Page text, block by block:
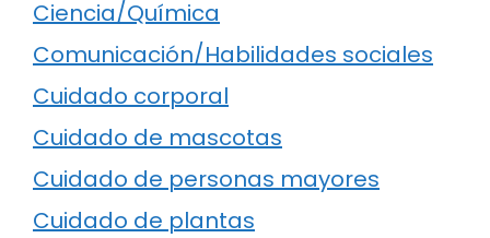
Ciencia/Química
Comunicación/Habilidades sociales
Cuidado corporal
Cuidado de mascotas
Cuidado de personas mayores
Cuidado de plantas